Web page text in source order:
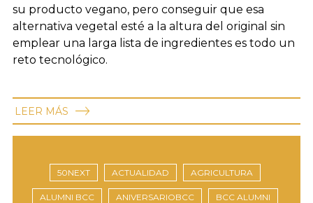
su producto vegano, pero conseguir que esa
alternativa vegetal esté a la altura del original sin
emplear una larga lista de ingredientes es todo un
reto tecnológico.
LEER MÁS
50NEXT ACTUALIDAD AGRICULTURA
ALUMNI BCC ANIVERSARIOBCC BCC ALUMNI